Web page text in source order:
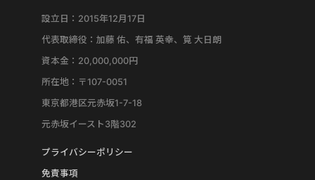
設立日：2015年12月17日
代表取締役：加藤 佑、有福 英幸、筧 大日朗
資本金：20,000,000円
所在地：〒107-0051
東京都港区元赤坂1-7-18
元赤坂イースト3階302
プライバシーポリシー
免責事項